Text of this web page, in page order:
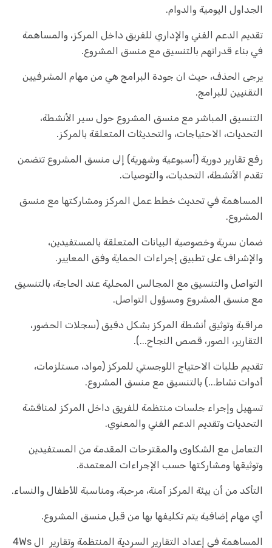
الجداول اليومية والدوام.
تقديم الدعم الفني والإداري للفريق داخل المركز، والمساهمة
في بناء قدراتهم بالتنسيق مع منسق المشروع.
يرجى الحذف، حيث ان جودة البرامج هي من مهام المشرفيين
التقنيين للبرامج.
التنسيق المباشر مع منسق المشروع حول سير الأنشطة،
التحديات، الاحتياجات، والتحديثات المتعلقة بالمركز.
رفع تقارير دورية (أسبوعية وشهرية) إلى منسق المشروع تتضمن
تقدم الأنشطة، التحديات، والتوصيات.
المساهمة في تحديث خطط عمل المركز ومشاركتها مع منسق
المشروع.
ضمان سرية وخصوصية البيانات المتعلقة بالمستفيدين،
والإشراف على تطبيق إجراءات الحماية وفق المعايير.
التواصل والتنسيق مع المجالس المحلية عند الحاجة، بالتنسيق
مع منسق المشروع ومسؤول التواصل.
مراقبة وتوثيق أنشطة المركز بشكل دقيق (سجلات الحضور،
التقارير، الصور، قصص النجاح...).
تقديم طلبات الاحتياج اللوجستي للمركز (مواد، مستلزمات،
أدوات نشاط...) بالتنسيق مع منسق المشروع.
تسهيل وإجراء جلسات منتظمة للفريق داخل المركز لمناقشة
التحديات وتقديم الدعم الفني والمعنوي.
التعامل مع الشكاوى والمقترحات المقدمة من المستفيدين
وتوثيقها ومشاركتها حسب الإجراءات المعتمدة.
التأكد من أن بيئة المركز آمنة، مرحبة، ومناسبة للأطفال والنساء.
أي مهام إضافية يتم تكليفها بها من قبل منسق المشروع.
المساهمة في إعداد التقارير السردية المنتظمة وتقارير ال 4Ws